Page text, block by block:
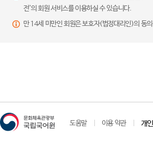
전’의 회원 서비스를 이용하실 수 있습니다.
만 14세 미만인 회원은 보호자(법정대리인)의 동
도움말 이용 약관 개